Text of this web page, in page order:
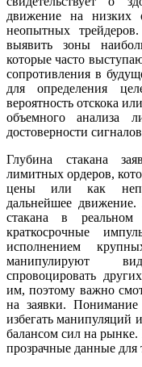
движение на низких
неопытных
выявить зоны
которые часто
сопротивления в
для определения
вероятность отскока
объемного анализа
достоверности
Глубина стакана
лимитных ордеров,
цены или как
дальнейшее
стакана в реальном
краткосрочные
исполнением
манипулируют
спровоцировать
им, поэтому важно
на заявки. Понимание
избегать манипуляций
балансом сил на
прозрачные данные для